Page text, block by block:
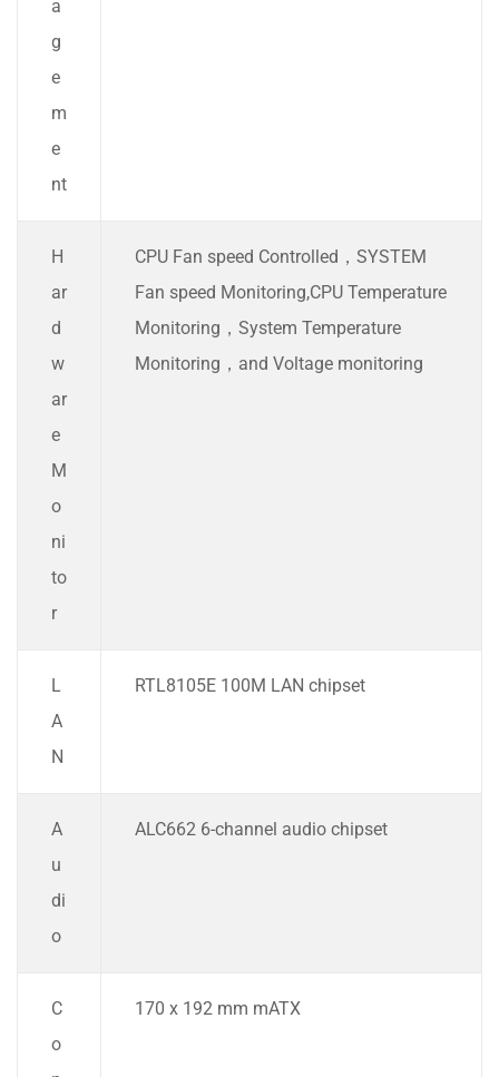
a
g
e
m
e
nt
H
ar
d
w
ar
e
M
o
ni
to
r
CPU Fan speed Controlled，SYSTEM
Fan speed Monitoring,CPU Temperature
Monitoring，System Temperature
Monitoring，and Voltage monitoring
L
A
N
RTL8105E 100M LAN chipset
A
u
di
o
ALC662 6-channel audio chipset
C
o
170 x 192 mm mATX